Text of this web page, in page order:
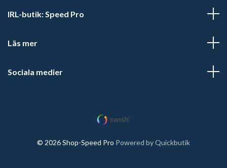
IRL-butik: Speed Pro
Läs mer
Sociala medier
© 2026 Shop-Speed Pro Powered by Quickbutik